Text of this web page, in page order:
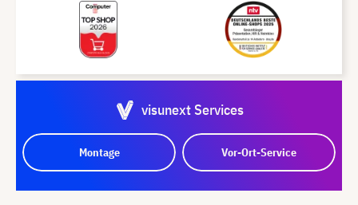
visunext Services
Montage Vor-Ort-Service